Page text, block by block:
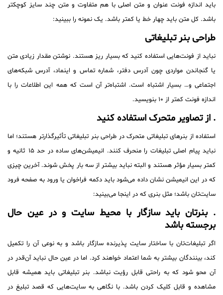
باید اندازه فونت عنوان و متن اصلی با هم متفاوت و متن چند سایز کوچکتر
باشد. کل متن باید چهار خط یا کمتر باشد. یک نمونه را ببینید:
طراحی بنر تبلیغاتی
نباید از فونت‌هایی استفاده کنید که بسیار ریز هستند. نوشتن مقدار زیادی متن
یا گنجاندن مواردی چون آدرس دفتر، شماره تماس و اینماد، آدرس شبکه‌های
اجتماعی و… بسیار اشتباه است. اشتباه‌تر آن است که همه این اطلاعات را با
اندازه فونت کمتر از ۱۰ بنویسید.
. از تصاویر متحرک استفاده کنید
استفاده از بنرهای تبلیغاتی متحرک در طراحی بنر تبلیغاتی تأثیرگذارتر هستند؛ اما
نباید پیام اصلی تبلیغات را منحرف کنند. انیمیشن‌های ساده در حد ۱۵ ثانیه و
کمتر بسیار مؤثر هستند و البته نباید بیشتر از سه بار پخش شوند. آخرین چیزی
که در این انیمیشن نشان داده می‌شود باید دکمه فراخوان یا ورود به صفحه فرود
سایت‌تان باشد؛ مثل بنری که در اینجا می‌بینید:
. بنرتان باید سازگار با محیط سایت و در عین حال
برجسته باشد
اگر تبلیغات‌تان با ساختار سایت پذیرنده سازگار باشد و به نوعی آن را تکمیل
کند، بینندگان بیشتر به شما اعتماد خواهند کرد. اما در عین حال نباید آن‌قدر در
آن محو شود که به راحتی قابل رؤیت نباشد. بنر تبلیغاتی باید همیشه قابل
مشاهده و قابل کلیک کردن باشد. با نگاهی به سایت‌هایی که قصد تبلیغ در